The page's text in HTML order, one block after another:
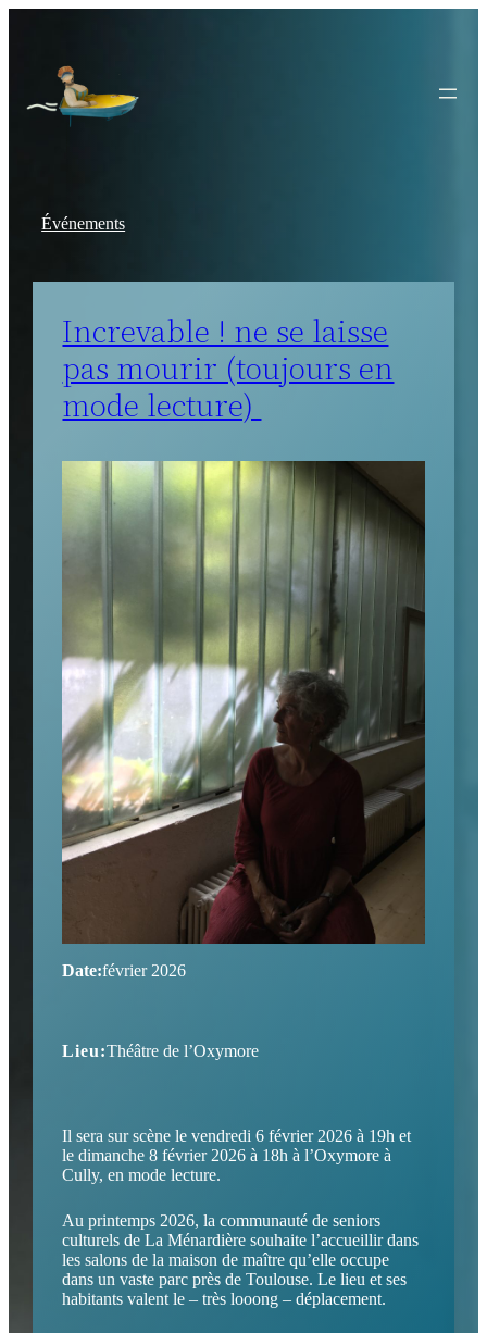
Événements
Increvable ! ne se laisse
pas mourir (toujours en
mode lecture)
Date:février 2026
Lieu:Théâtre de l’Oxymore
Il sera sur scène le vendredi 6 février 2026 à 19h et
le dimanche 8 février 2026 à 18h à l’Oxymore à
Cully, en mode lecture.
Au printemps 2026, la communauté de seniors
culturels de La Ménardière souhaite l’accueillir dans
les salons de la maison de maître qu’elle occupe
dans un vaste parc près de Toulouse. Le lieu et ses
habitants valent le – très looong – déplacement.